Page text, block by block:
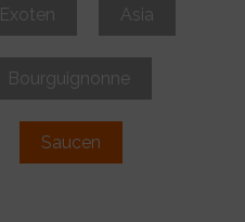
Exoten Asia
Bourguignonne
Saucen